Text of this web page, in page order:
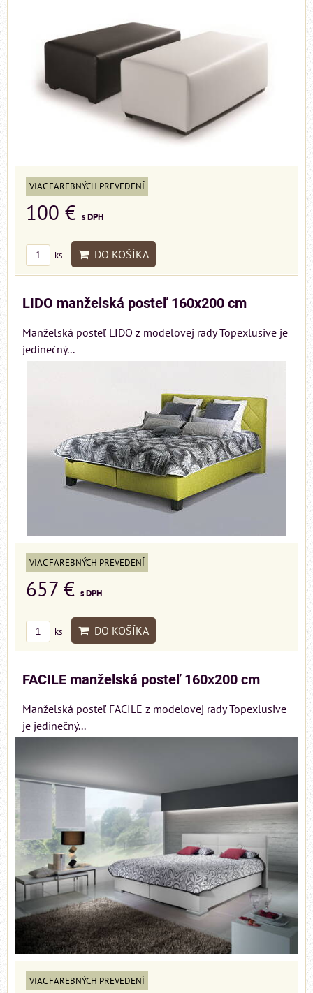
VIAC FAREBNÝCH PREVEDENÍ
100 € s DPH
ks DO KOŠÍKA
LIDO manželská posteľ 160x200 cm
Manželská posteľ LIDO z modelovej rady Topexlusive je
jedinečný...
VIAC FAREBNÝCH PREVEDENÍ
657 € s DPH
ks DO KOŠÍKA
FACILE manželská posteľ 160x200 cm
Manželská posteľ FACILE z modelovej rady Topexlusive
je jedinečný...
VIAC FAREBNÝCH PREVEDENÍ